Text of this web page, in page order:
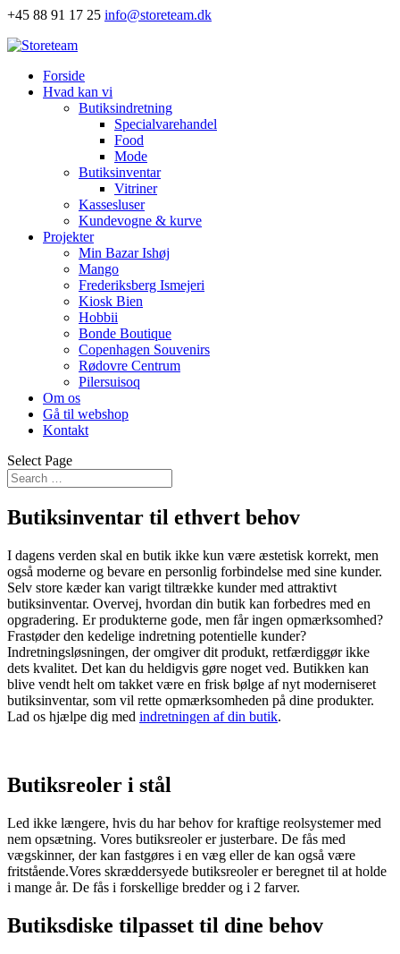
+45 88 91 17 25 info@storeteam.dk
Forside
Hvad kan vi
Butiksindretning
Specialvarehandel
Food
Mode
Butiksinventar
Vitriner
Kassesluser
Kundevogne & kurve
Projekter
Min Bazar Ishøj
Mango
Frederiksberg Ismejeri
Kiosk Bien
Hobbii
Bonde Boutique
Copenhagen Souvenirs
Rødovre Centrum
Pilersuisoq
Om os
Gå til webshop
Kontakt
Select Page
Butiksinventar til ethvert behov
I dagens verden skal en butik ikke kun være æstetisk korrekt, men
også moderne og bevare en personlig forbindelse med sine kunder.
Selv store kæder kan varigt tiltrække kunder med attraktivt
butiksinventar. Overvej, hvordan din butik kan forbedres med en
opgradering. Er produkterne gode, men får ingen opmærksomhed?
Frastøder den kedelige indretning potentielle kunder?
Indretningsløsningen, der omgiver dit produkt, retfærdiggør ikke
dets kvalitet. Det kan du heldigvis gøre noget ved. Butikken kan
blive vendt helt om takket være en frisk bølge af nyt moderniseret
butiksinventar, som vil rette opmærksomheden på dine produkter.
Lad os hjælpe dig med indretningen af din butik.
Butiksreoler i stål
Led ikke længere, hvis du har behov for kraftige reolsystemer med
nem opsætning. Vores butiksreoler er justerbare. De fås med
vægskinner, der kan fastgøres i en væg eller de kan også være
fritstående.Vores skræddersyede butiksreoler er beregnet til at holde
i mange år. De fås i forskellige bredder og i 2 farver.
Butiksdiske tilpasset til dine behov